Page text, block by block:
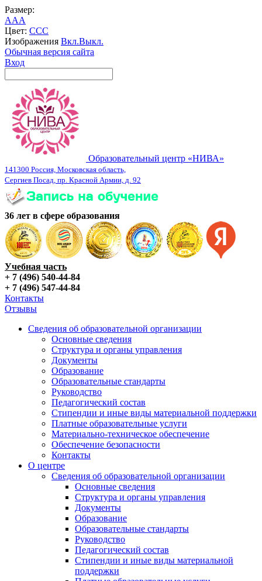
Размер:
AAA
Цвет: CCC
Изображения Вкл.Выкл.
Обычная версия сайта
Вход
Образовательный центр «НИВА»
141300 Россия, Московская область,
Сергиев Посад, пр. Красной Армии, д. 92
36 лет в сфере образования
Учебная часть
+ 7 (496) 540-44-84
+ 7 (496) 547-44-84
Контакты
Отзывы
Сведения об образовательной организации
Основные сведения
Структура и органы управления
Документы
Образование
Образовательные стандарты
Руководство
Педагогический состав
Стипендии и иные виды материальной поддержки
Платные образовательные услуги
Материально-техническое обеспечение
Обеспечение безопасности
Контакты
О центре
Сведения об образовательной организации
Основные сведения
Структура и органы управления
Документы
Образование
Образовательные стандарты
Руководство
Педагогический состав
Стипендии и иные виды материальной
поддержки